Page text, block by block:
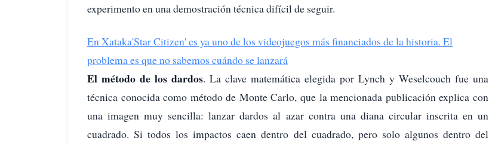
experimento en una demostración técnica difícil de seguir.
En Xataka'Star Citizen' es ya uno de los videojuegos más financiados de la historia. El
problema es que no sabemos cuándo se lanzará
El método de los dardos. La clave matemática elegida por Lynch y Weselcouch fue una
técnica conocida como método de Monte Carlo, que la mencionada publicación explica con
una imagen muy sencilla: lanzar dardos al azar contra una diana circular inscrita en un
cuadrado. Si todos los impactos caen dentro del cuadrado, pero solo algunos dentro del